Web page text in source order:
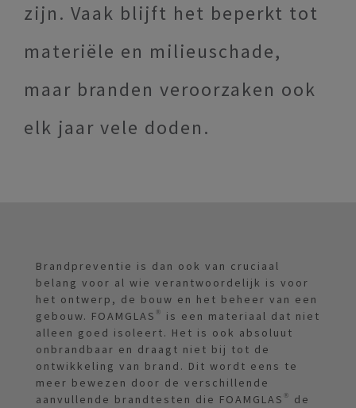
zijn. Vaak blijft het beperkt tot
materiële en milieuschade,
maar branden veroorzaken ook
elk jaar vele doden.
Brandpreventie is dan ook van cruciaal
belang voor al wie verantwoordelijk is voor
het ontwerp, de bouw en het beheer van een
gebouw. FOAMGLAS® is een materiaal dat niet
alleen goed isoleert. Het is ook absoluut
onbrandbaar en draagt niet bij tot de
ontwikkeling van brand. Dit wordt eens te
meer bewezen door de verschillende
aanvullende brandtesten die FOAMGLAS® de